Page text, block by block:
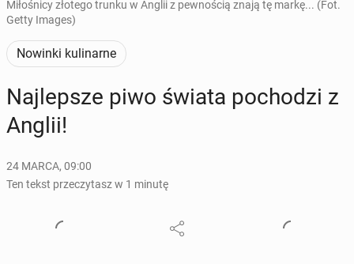
Miłośnicy złotego trunku w Anglii z pewnością znają tę markę... (Fot.
Getty Images)
Nowinki kulinarne
Naj­lep­sze piwo świata po­cho­dzi z
Anglii!
24 MARCA, 09:00
Ten tekst przeczytasz w 1 minutę